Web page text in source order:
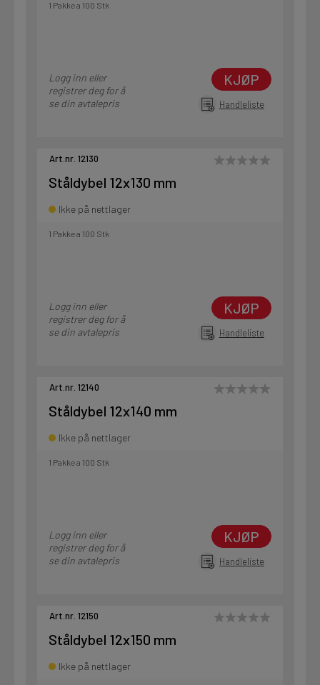
1 Pakke a 100 Stk
Logg inn eller
registrer deg for å
se din avtalepris
KJØP
Handleliste
Art.nr. 12130
Ståldybel 12x130 mm
Ikke på nettlager
1 Pakke a 100 Stk
Logg inn eller
registrer deg for å
se din avtalepris
KJØP
Handleliste
Art.nr. 12140
Ståldybel 12x140 mm
Ikke på nettlager
1 Pakke a 100 Stk
Logg inn eller
registrer deg for å
se din avtalepris
KJØP
Handleliste
Art.nr. 12150
Ståldybel 12x150 mm
Ikke på nettlager